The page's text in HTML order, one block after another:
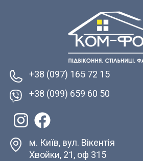
+38 (097) 165 72 15
+38 (099) 659 60 50
м. Київ, вул. Вікентія
Хвойки, 21, оф 315